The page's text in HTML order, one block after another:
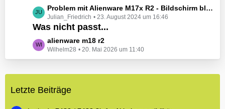
g
e
z
t
e
e
r
g
L
e
t
z
t
e
i
Problem mit Alienware M17x R2 - Bildschirm bleibt schwarz beim Start
Julian_Friedrich 23. August 2024 um 16:46
Was nicht passt...
L
e
t
e
alienware m18 r2
Wilhelm28 20. Mai 2026 um 11:40
Letzte Beiträge